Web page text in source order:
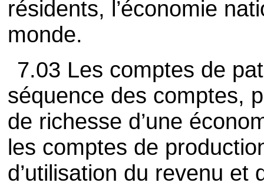
résidents, l’économie
monde.
7.03 Les comptes de
séquence des comptes,
de richesse d’une
les comptes de
d’utilisation du revenu et